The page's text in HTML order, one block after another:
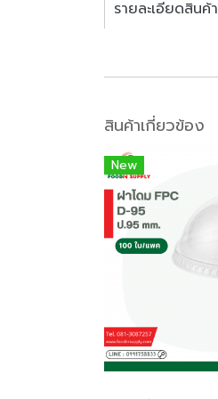
รายละเอียดสินค้า
สินค้าเกี่ยวข้อง
New